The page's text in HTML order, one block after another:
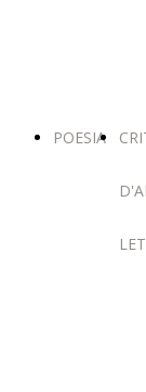
POESIA